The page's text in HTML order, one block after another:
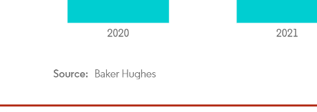
© Mordor Intelligence. El uso requiere atribución según CC BY 4.0.